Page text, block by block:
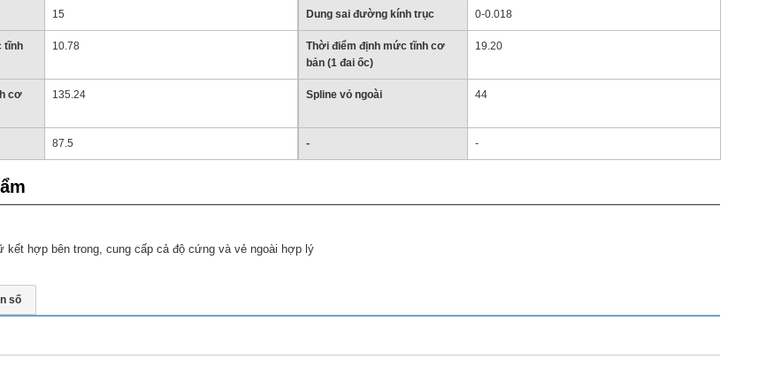
15 Dung sai đường kính trục 0-0.018
tĩnh
10.78
Thời điểm định mức tĩnh cơ
bản (1 đai ốc)
19.20
cơ
135.24 Spline vỏ ngoài 44
87.5 - -
kết hợp bên trong, cung cấp cả độ cứng và vẻ ngoài hợp lý
số